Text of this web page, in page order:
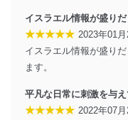
す。
個人情報の安全管理
当社は、個人情報
施し、個人情報の
正に努めます。
イスラエル情報が盛り
★★★★★ 2023年01月
イスラエル情報が盛り
ます。
平凡な日常に刺激を与
★★★★★ 2022年07月